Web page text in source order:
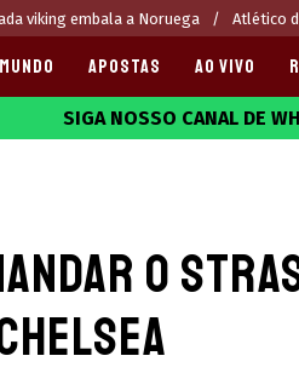
viking embala a Noruega Atlético
APOSTAS AO VIVO
SIGA NOSSO CANAL DE
o